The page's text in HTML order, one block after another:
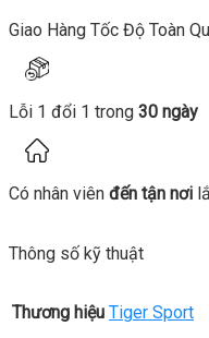
Giao Hàng Tốc Độ Toàn
Lỗi 1 đổi 1 trong 30 ngày
Có nhân viên đến tận nơi
Thông số kỹ thuật
Thương hiệu Tiger Sport